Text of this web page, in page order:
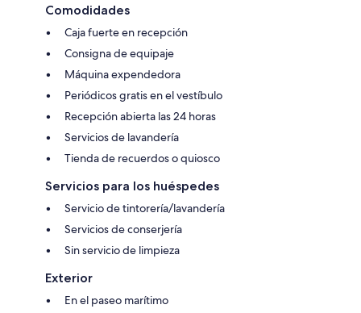
Comodidades
Caja fuerte en recepción
Consigna de equipaje
Máquina expendedora
Periódicos gratis en el vestíbulo
Recepción abierta las 24 horas
Servicios de lavandería
Tienda de recuerdos o quiosco
Servicios para los huéspedes
Servicio de tintorería/lavandería
Servicios de conserjería
Sin servicio de limpieza
Exterior
En el paseo marítimo